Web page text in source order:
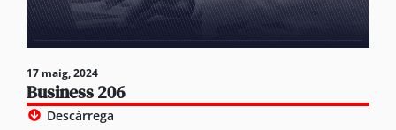
17 maig, 2024
Business 206
Descàrrega